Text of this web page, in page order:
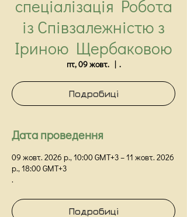
спеціалізація Робота
із Співзалежністю з
Іриною Щербаковою
пт, 09 жовт.
  |
.
Подробиці
Дата проведення
09 жовт. 2026 р., 10:00 GMT+3 – 11 жовт. 2026
р., 18:00 GMT+3
.
Подробиці